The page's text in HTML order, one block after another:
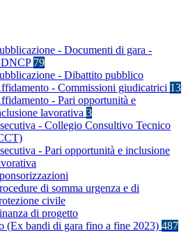
- Documenti di gara -
79
- Dibattito pubblico
- Commissioni giudicatrici 13
- Pari opportunità e
lavorativa 3
- Collegio Consultivo Tecnico
- Pari opportunità e inclusione
di somma urgenza e di
civile
di progetto
(Ex bandi di gara fino a fine 2023) 487